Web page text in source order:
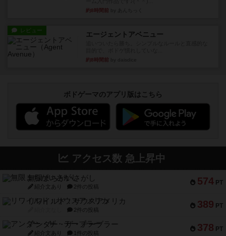
約8時間前
レビュー エージェントアベニュー
約8時間前
ボドゲーマのアプリ版はこちら
アクセス数 急上昇中
574 PT
無限まちがいさがし
紹介文あり 2件の投稿
389 PT
リワイルド：サウスアメリカ
2件の投稿
378 PT
アンダー・ザ・テーブラー
紹介文あり 1件の投稿